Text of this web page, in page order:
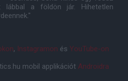
lábbal a földön jár. Hihetetlen
, Instagramon és YouTube-on
mobil applikációt Androidra